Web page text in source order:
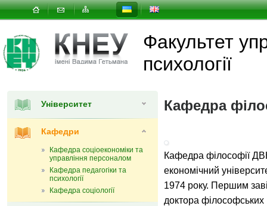
Факультет
психології
Університет
Кафедри
Кафедра соціоекономіки та
управління персоналом
Кафедра педагогіки та
психології
Кафедра cоціології
Кафедра
Кафедра філософії
економічний
1974 року. Першим
доктора